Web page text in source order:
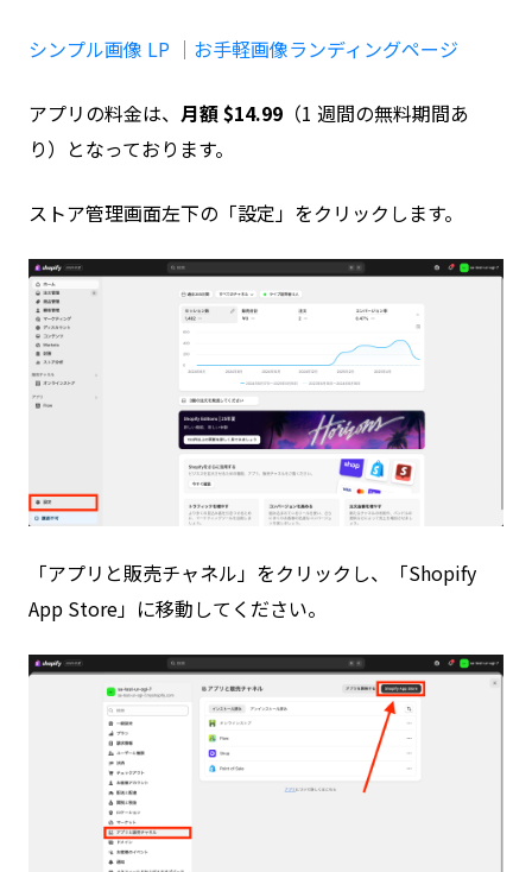
シンプル画像 LP ｜お手軽画像ランディングページ
アプリの料金は、 月額 $14.99 （1 週間の無料期間あ
り）となっております。
ストア管理画面左下の「設定」をクリックします。
「アプリと販売チャネル」をクリックし、「Shopify
App Store」に移動してください。